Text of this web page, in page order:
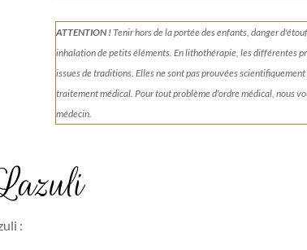
ATTENTION !Tenirhors de la portée des enfants, danger
inhalation de petits éléments.En lithothérapie, les différentes
issues de traditions. Elles ne sont pas prouvées
traitement médical. Pour tout problème d'ordre médical, nous
médecin.
: